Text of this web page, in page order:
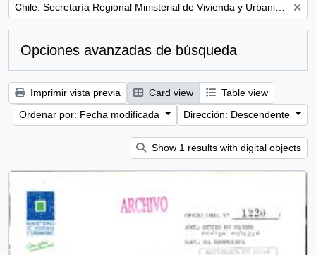
Remove filter:
Opciones avanzadas de búsqueda
Imprimir vista previa Card view
Table view
Ordenar por: Fecha modificada
Dirección: Descendente
Show 1 results with digital objects